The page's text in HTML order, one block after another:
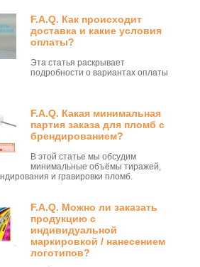
F.A.Q. Как происходит
доставка и какие условия
оплаты?
Эта статья раскрывает
подробности о вариантах оплаты
F.A.Q. Какая минимальная
партия заказа для пломб с
брендированием?
В этой статье мы обсудим
минимальные объёмы тиражей,
и гравировки пломб.
F.A.Q. Можно ли заказать
продукцию с
индивидуальной
маркировкой / нанесением
логотипов?